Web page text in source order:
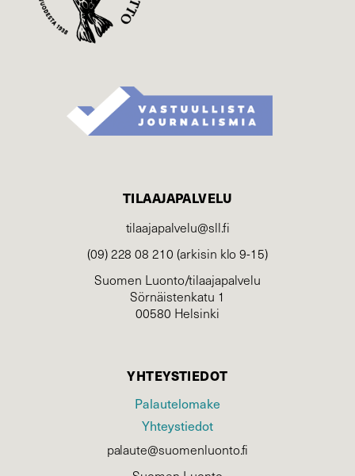
TILAAJAPALVELU
tilaajapalvelu@sll.fi
(09) 228 08 210 (arkisin klo 9-15)
Suomen Luonto/tilaajapalvelu
Sörnäistenkatu 1
00580 Helsinki
YHTEYSTIEDOT
Palautelomake
Yhteystiedot
palaute@suomenluonto.fi